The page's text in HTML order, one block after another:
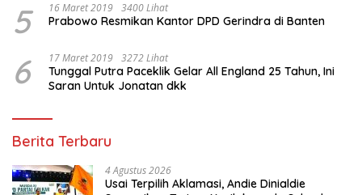
5 16 Maret 2019 3400 Lihat
Prabowo Resmikan Kantor DPD Gerindra di Banten
6 17 Maret 2019 3272 Lihat
Tunggal Putra Paceklik Gelar All England 25 Tahun, Ini
Saran Untuk Jonatan dkk
Berita Terbaru
4 Agustus 2026
Usai Terpilih Aklamasi, Andie Dinialdie